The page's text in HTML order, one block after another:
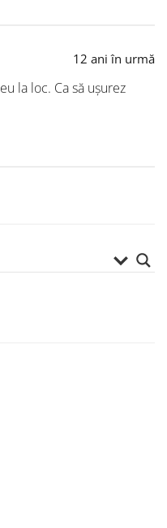
12 ani în urmă
la loc. Ca să ușurez